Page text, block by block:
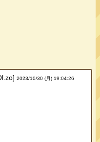
2023/10/30 (月) 19:04:26